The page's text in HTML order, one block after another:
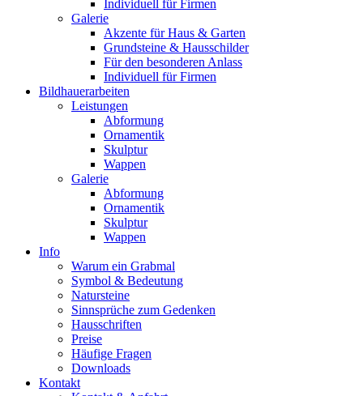
Individuell für Firmen
Galerie
Akzente für Haus & Garten
Grundsteine & Hausschilder
Für den besonderen Anlass
Individuell für Firmen
Bildhauerarbeiten
Leistungen
Abformung
Ornamentik
Skulptur
Wappen
Galerie
Abformung
Ornamentik
Skulptur
Wappen
Info
Warum ein Grabmal
Symbol & Bedeutung
Natursteine
Sinnsprüche zum Gedenken
Hausschriften
Preise
Häufige Fragen
Downloads
Kontakt